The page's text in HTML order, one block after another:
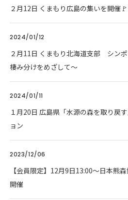
２月12日 くまもり広島の集いを開催🚩
2024/01/12
２月11日 くまもり北海道支部 シン
棲み分けをめざして～
2024/01/11
１月20日 広島県「水源の森を取り戻
ョン
2023/12/06
【会員限定】12月9日13:00～日本熊
開催